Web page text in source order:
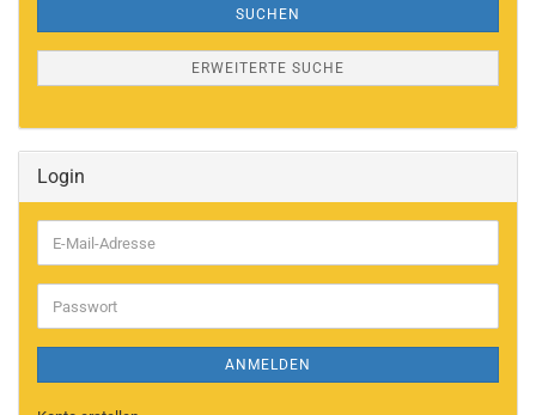
SUCHEN
ERWEITERTE SUCHE
Login
E-
Mail-
Adresse
Passwort
ANMELDEN